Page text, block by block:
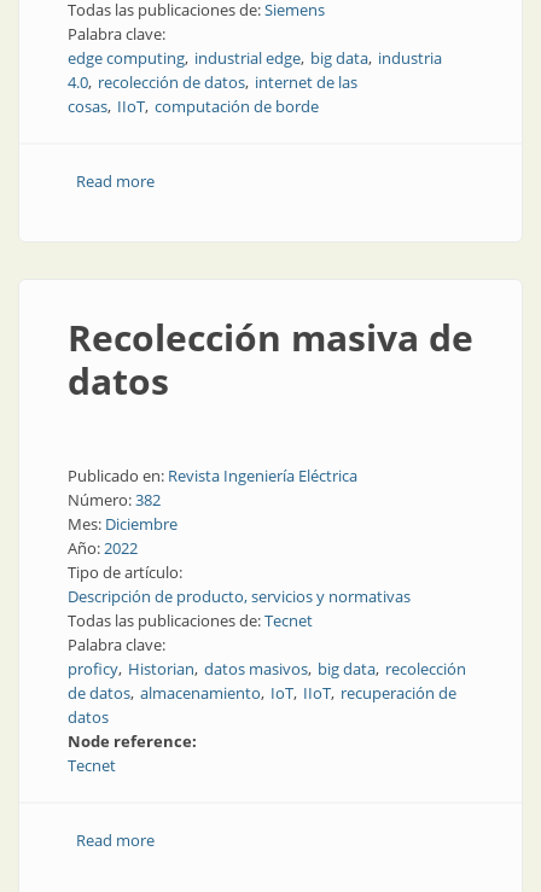
Todas las publicaciones de:Siemens
Palabra clave:
edge computing industrial edge big data industria
4.0 recolección de datos internet de las
cosas IIoT computación de borde
Read moreabout Datos de producción más eficientes:
Recolección masiva de
datos
Publicado en: Revista Ingeniería Eléctrica
Número:382
Mes: Diciembre
Año:2022
Tipo de artículo:
Descripción de producto, servicios y normativas
Todas las publicaciones de:Tecnet
Palabra clave:
proficy Historian datos masivos big data recolección
de datos almacenamiento IoT IIoT recuperación de
datos
Node reference:
Tecnet
Read moreabout Recolección masiva de datos